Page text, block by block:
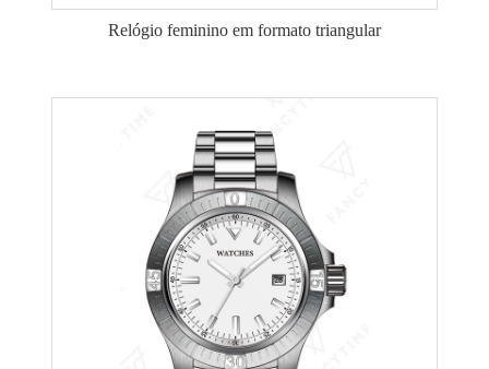
Relógio feminino em formato triangular